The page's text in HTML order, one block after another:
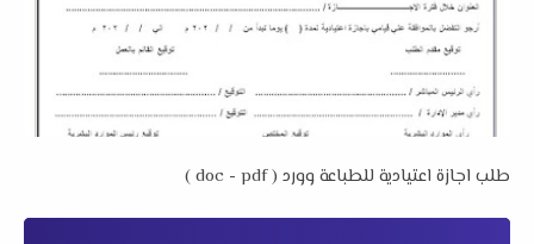
طلب اجازة اعتيادية للطباعة وورد ( doc - pdf )